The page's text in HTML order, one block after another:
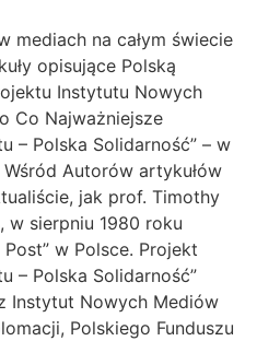
mediach na całym świecie
opisujące Polską
Instytutu Nowych
Co Najważniejsze
– Polska Solidarność” – w
Autorów artykułów
jak prof. Timothy
w sierpniu 1980 roku
w Polsce. Projekt
– Polska Solidarność”
Instytut Nowych Mediów
Polskiego Funduszu